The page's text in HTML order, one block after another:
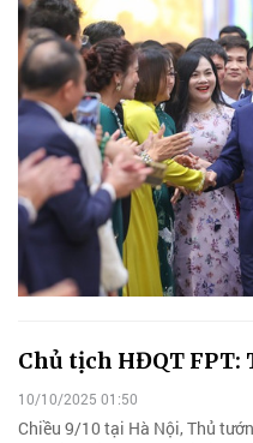
Chủ tịch HĐQT
10/10/2025 01:50
Chiều 9/10 tại Hà Nội, Thủ